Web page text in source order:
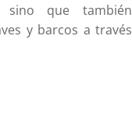
sino que también
y barcos a través